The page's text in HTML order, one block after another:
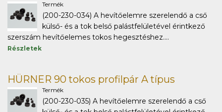
Termék
(200-230-034) A hevítőelemre szerelendő a cső
külső- és a tok belső palástfelületével érintkező
szerszám hevítőelemes tokos hegesztéshez....
Részletek
HÜRNER 90 tokos profilpár A típus
Termék
(200-230-035) A hevítőelemre szerelendő a cső